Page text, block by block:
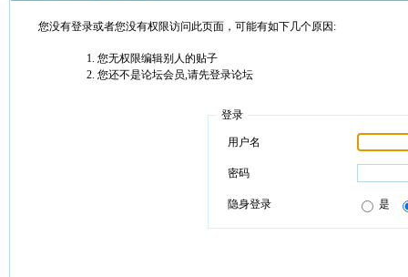
您没有登录或者您没有权限访问此页面，可能有如下几个原因:
您无权限编辑别人的贴子
您还不是论坛会员,请先登录论坛
登录
用户名
密码
隐身登录 是